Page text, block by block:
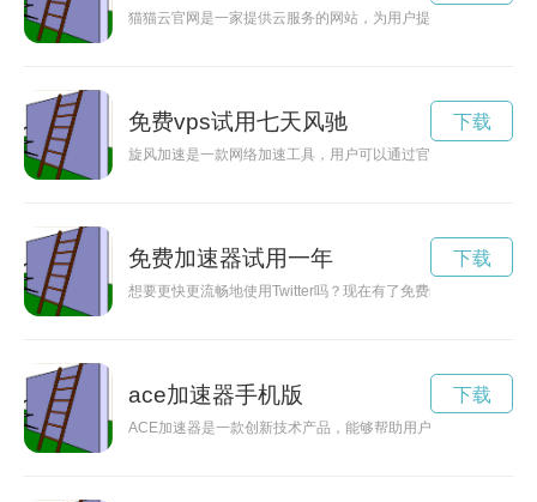
猫猫云官网是一家提供云服务的网站，为用户提供多种云端解
免费vps试用七天风驰
旋风加速是一款网络加速工具，用户可以通过官网入口快速注
下载
免费加速器试用一年
想要更快更流畅地使用Twitter吗？现在有了免费的Twitter加速
下载
ace加速器手机版
ACE加速器是一款创新技术产品，能够帮助用户提高工作效率，
下载